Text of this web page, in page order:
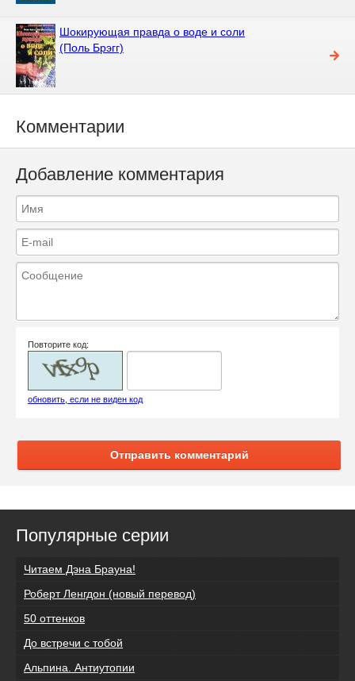
Шокирующая правда о воде и соли
(Поль Брэгг)
Комментарии
Добавление комментария
Повторите код:
обновить, если не виден код
Отправить комментарий
Популярные серии
Читаем Дэна Брауна!
Роберт Ленгдон (новый перевод)
50 оттенков
До встречи с тобой
Альпина. Антиутопии